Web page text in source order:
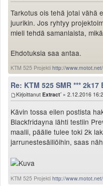
Tarkotus ois tehä jotai vähä
juurikin. Jos ryhtyy
mieli tehdä samanlaista,
Ehdotuksia saa antaa.
KTM 525 Projekti http://
Re: KTM 525 SMR *** 2k17
Kirjoittanut Extract´» 2.12.2016
Kävin tossa eilen postista
Blackfridayna lähti testiin
maalii, päälle tulee toki 2k
jarrunestesäiliöihin, saas
KTM 525 Projekti http://